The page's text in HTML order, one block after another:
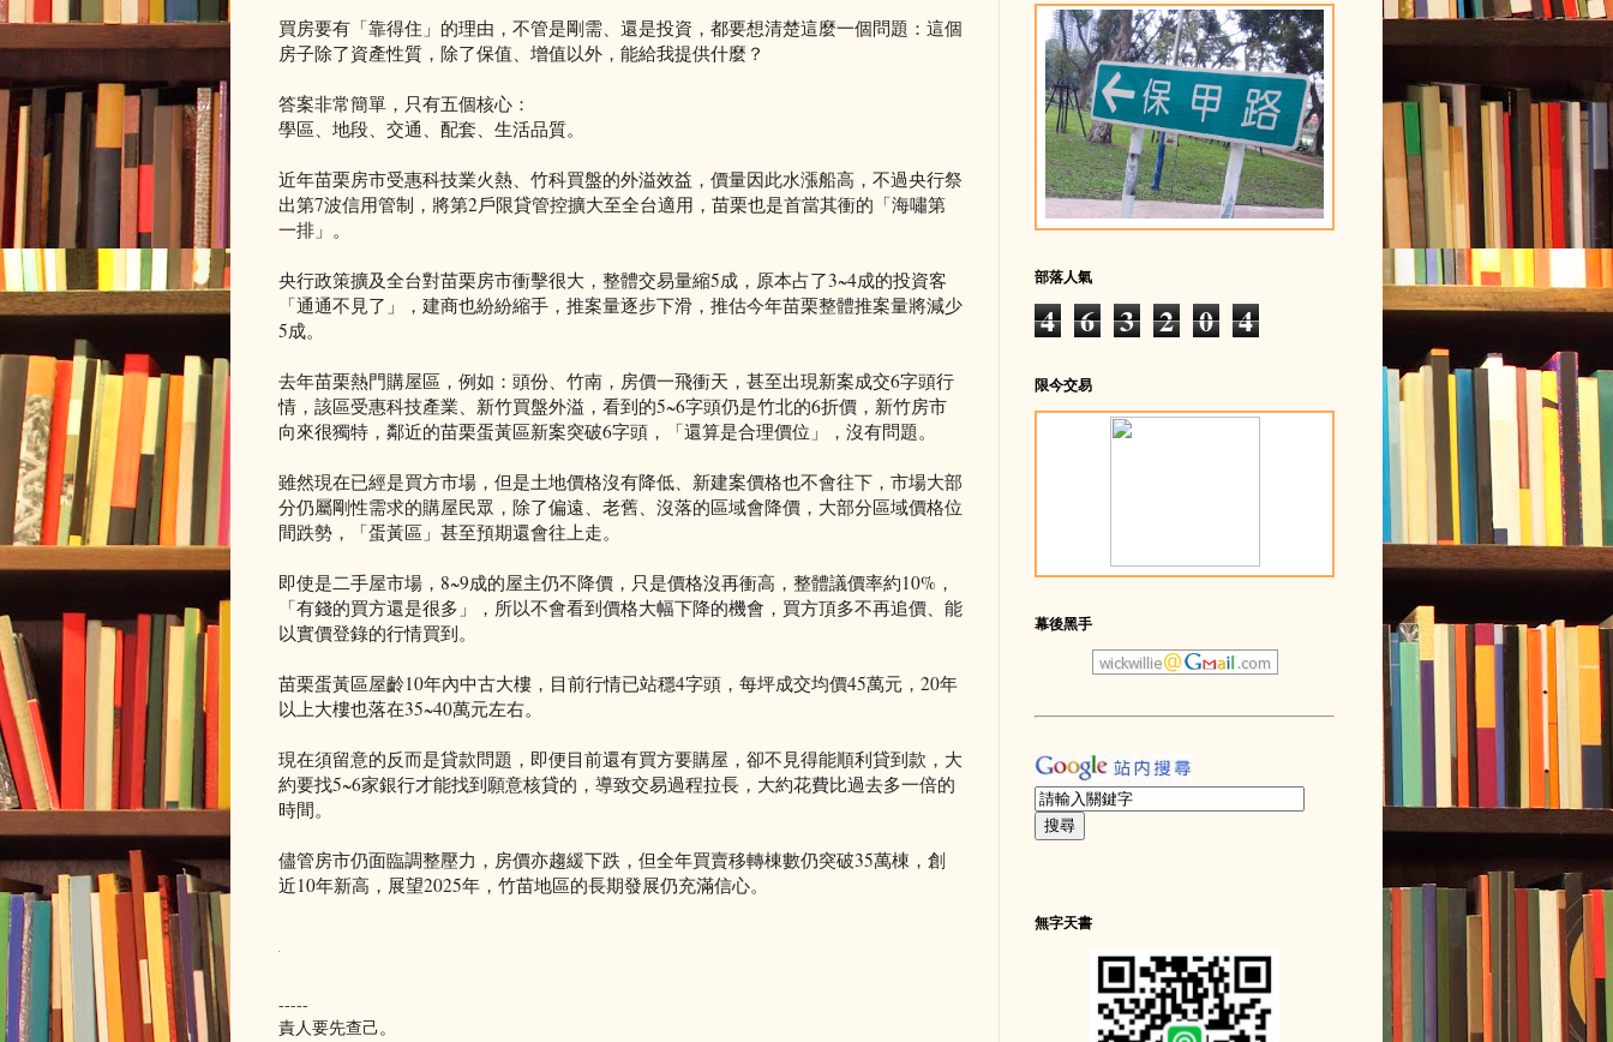
買房要有「靠得住」的理由，不管是剛需、還是投資，都要想清楚這麼一個問題：這個
房子除了資產性質，除了保值、增值以外，能給我提供什麼？
答案非常簡單，只有五個核心：
學區、地段、交通、配套、生活品質。
近年苗栗房市受惠科技業火熱、竹科買盤的外溢效益，價量因此水漲船高，不過央行祭
出第7波信用管制，將第2戶限貸管控擴大至全台適用，苗栗也是首當其衝的「海嘯第
一排」。
央行政策擴及全台對苗栗房市衝擊很大，整體交易量縮5成，原本占了3~4成的投資客
「通通不見了」，建商也紛紛縮手，推案量逐步下滑，推估今年苗栗整體推案量將減少
5成。
去年苗栗熱門購屋區，例如：頭份、竹南，房價一飛衝天，甚至出現新案成交6字頭行
情，該區受惠科技產業、新竹買盤外溢，看到的5~6字頭仍是竹北的6折價，新竹房市
向來很獨特，鄰近的苗栗蛋黃區新案突破6字頭，「還算是合理價位」，沒有問題。
雖然現在已經是買方市場，但是土地價格沒有降低、新建案價格也不會往下，市場大部
分仍屬剛性需求的購屋民眾，除了偏遠、老舊、沒落的區域會降價，大部分區域價格位
間跌勢，「蛋黃區」甚至預期還會往上走。
即使是二手屋市場，8~9成的屋主仍不降價，只是價格沒再衝高，整體議價率約10%，
「有錢的買方還是很多」，所以不會看到價格大幅下降的機會，買方頂多不再追價、能
以實價登錄的行情買到。
苗栗蛋黃區屋齡10年內中古大樓，目前行情已站穩4字頭，每坪成交均價45萬元，20年
以上大樓也落在35~40萬元左右。
現在須留意的反而是貸款問題，即便目前還有買方要購屋，卻不見得能順利貸到款，大
約要找5~6家銀行才能找到願意核貸的，導致交易過程拉長，大約花費比過去多一倍的
時間。
儘管房市仍面臨調整壓力，房價亦趨緩下跌，但全年買賣移轉棟數仍突破35萬棟，創
近10年新高，展望2025年，竹苗地區的長期發展仍充滿信心。
-----
責人要先查己。
部落人氣
4 6 3 2 0 4
限今交易
幕後黑手
無字天書